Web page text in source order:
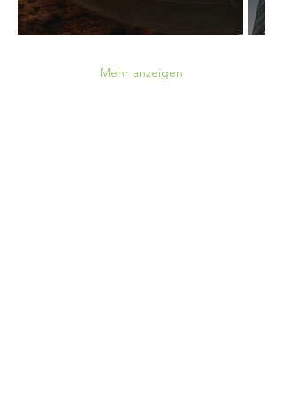
Mehr anzeigen